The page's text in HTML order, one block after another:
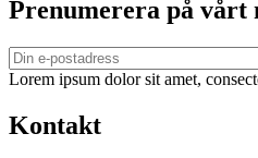
Prenumerera på vårt
Lorem ipsum dolor sit amet,
Kontakt